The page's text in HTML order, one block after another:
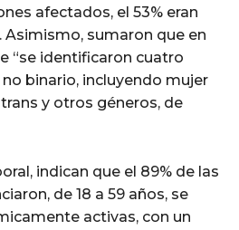
afectados, el 53% eran
Asimismo, sumaron que en
“se identificaron cuatro
binario, incluyendo mujer
y otros géneros, de
indican que el 89% de las
de 18 a 59 años, se
activas, con un